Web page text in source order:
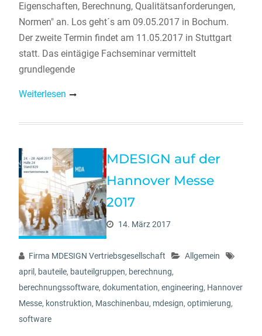
Eigenschaften, Berechnung, Qualitätsanforderungen,
Normen" an. Los geht´s am 09.05.2017 in Bochum.
Der zweite Termin findet am 11.05.2017 in Stuttgart
statt. Das eintägige Fachseminar vermittelt
grundlegende
Weiterlesen
MDESIGN auf der
Hannover Messe
2017
14. März 2017
Firma MDESIGN Vertriebsgesellschaft
Allgemein
april , bauteile, bauteilgruppen, berechnung,
berechnungssoftware, dokumentation, engineering, Hannover
Messe, konstruktion, Maschinenbau, mdesign, optimierung,
software